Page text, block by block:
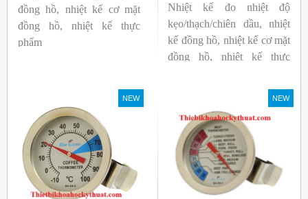
đồng hồ, nhiệt kế cơ mặt
đồng hồ, nhiệt kế thực
phẩm
Nhiệt kế đo nhiệt độ
kẹo/thạch/chiên dầu, nhiệt
kế đồng hồ, nhiệt kế cơ mặt
đồng hồ, nhiệt kế thực
Thương hiệu: Blue Gizmo
NEW NEW